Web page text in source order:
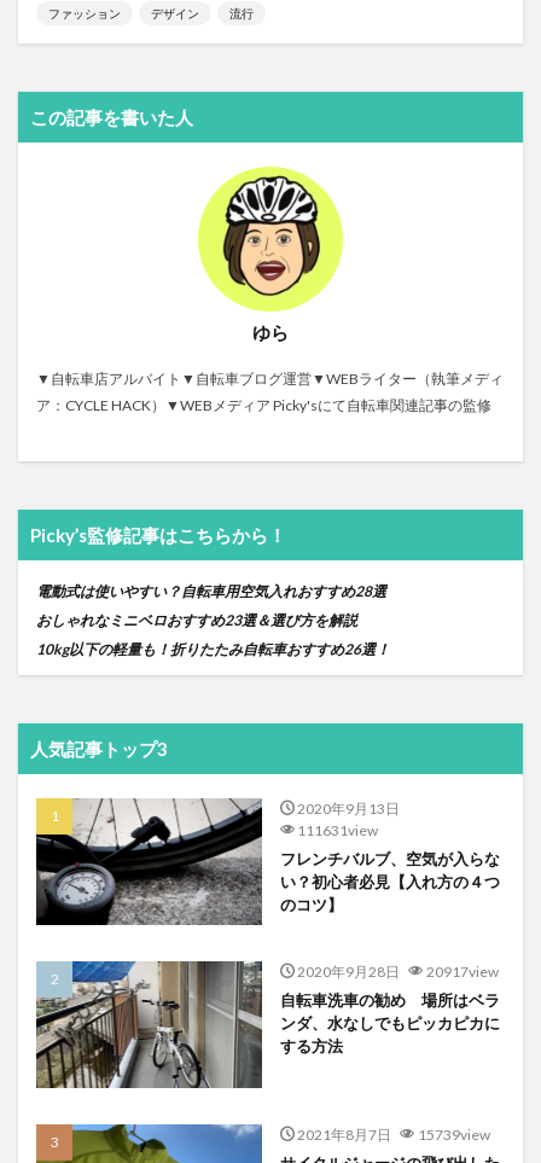
ファッション デザイン 流行
この記事を書いた人
ゆら
▼自転車店アルバイト▼自転車ブログ運営▼WEBライター（執筆メディ
ア：CYCLE HACK）▼WEBメディア Picky'sにて自転車関連記事の監修
Picky’s監修記事はこちらから！
電動式は使いやすい？自転車用空気入れおすすめ28選
おしゃれなミニベロおすすめ23選＆選び方を解説
10kg以下の軽量も！折りたたみ自転車おすすめ26選！
人気記事トップ3
2020年9月13日
111631view
フレンチバルブ、空気が入らな
い？初心者必見【入れ方の４つ
のコツ】
2020年9月28日 20917view
自転車洗車の勧め 場所はベラ
ンダ、水なしでもピッカピカに
する方法
2021年8月7日 15739view